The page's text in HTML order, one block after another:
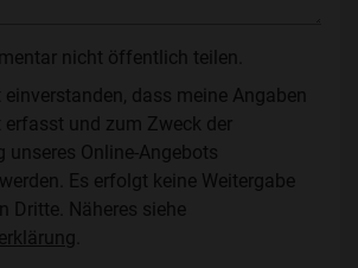
nicht öffentlich teilen.
einverstanden, dass meine Angaben
und zum Zweck der
unseres Online-Angebots
Es erfolgt keine Weitergabe
Dritte. Näheres siehe